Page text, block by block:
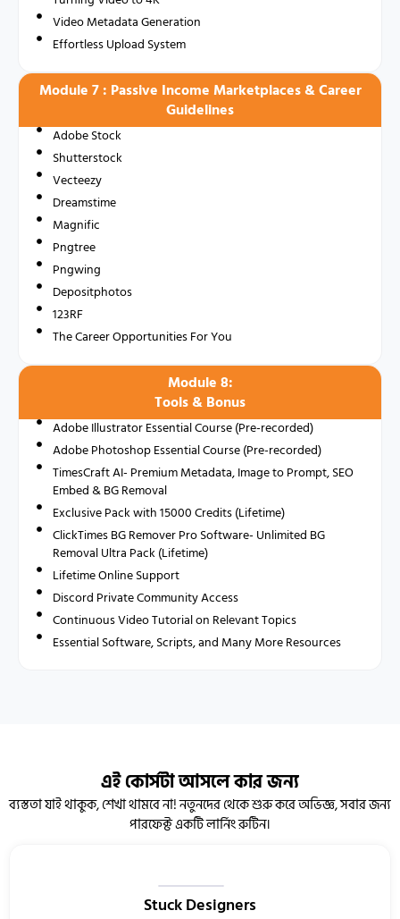
Video Metadata Generation
Effortless Upload System
Module 7 : Passive Income Marketplaces & Career
Guidelines
Adobe Stock
Shutterstock
Vecteezy
Dreamstime
Magnific
Pngtree
Pngwing
Depositphotos
123RF
The Career Opportunities For You
Module 8:
Tools & Bonus
Adobe Illustrator Essential Course (Pre-recorded)
Adobe Photoshop Essential Course (Pre-recorded)
TimesCraft AI- Premium Metadata, Image to Prompt, SEO
Embed & BG Removal
Exclusive Pack with 15000 Credits (Lifetime)
ClickTimes BG Remover Pro Software- Unlimited BG
Removal Ultra Pack (Lifetime)
Lifetime Online Support
Discord Private Community Access
Continuous Video Tutorial on Relevant Topics
Essential Software, Scripts, and Many More Resources
এই কোর্সটা আসলে কার জন্য
ব্যস্ততা যাই থাকুক, শেখা থামবে না! নতুনদের থেকে শুরু করে অভিজ্ঞ, সবার জন্য
পারফেক্ট একটি লার্নিং রুটিন।
Stuck Designers